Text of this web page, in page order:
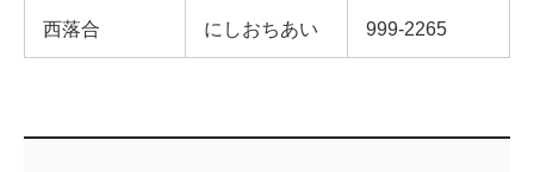
西落合 にしおちあい 999-2265